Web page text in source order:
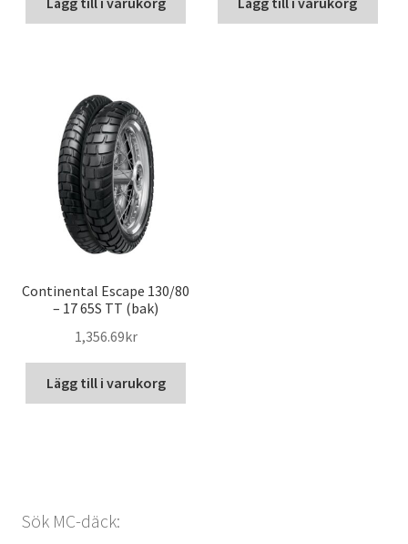
Continental Escape 130/80
– 17 65S TT (bak)
1,356.69kr
Lägg till i varukorg
Sök MC-däck: